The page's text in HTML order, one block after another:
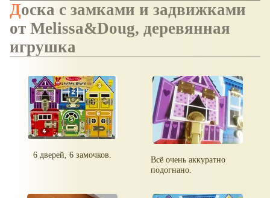
Доска с замками и задвижками
от Melissa&Doug, деревянная
игрушка
6 дверей, 6 замочков.
Всё очень аккуратно
подогнано.